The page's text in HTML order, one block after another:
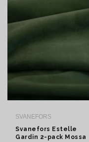
SVANEFORS
Svanefors Estelle
Gardin 2-pack Mossa